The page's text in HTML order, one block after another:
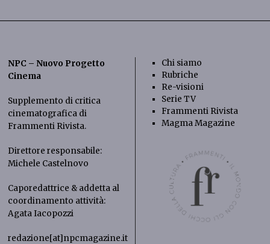
NPC – Nuovo Progetto
Cinema
Supplemento di critica
cinematografica di
Frammenti Rivista.
Direttore responsabile:
Michele Castelnovo
Caporedattrice & addetta al
coordinamento attività:
Agata Iacopozzi
redazione[at]npcmagazine.it
Chi siamo
Rubriche
Re-visioni
Serie TV
Frammenti Rivista
Magma Magazine